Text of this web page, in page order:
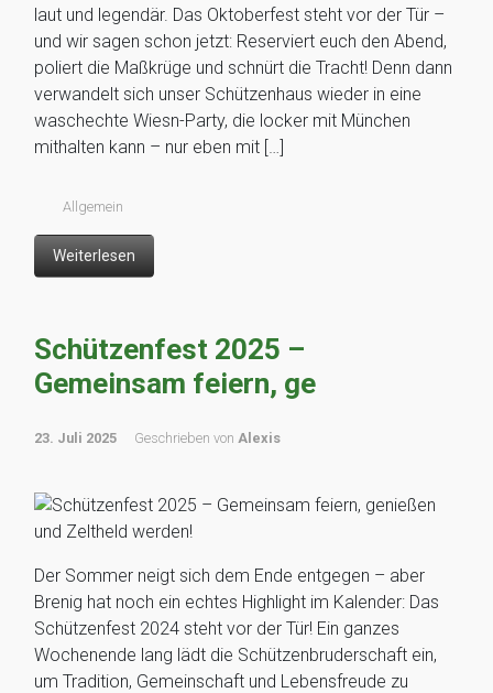
laut und legendär. Das Oktoberfest steht vor der Tür –
und wir sagen schon jetzt: Reserviert euch den Abend,
poliert die Maßkrüge und schnürt die Tracht! Denn dann
verwandelt sich unser Schützenhaus wieder in eine
waschechte Wiesn-Party, die locker mit München
mithalten kann – nur eben mit […]
Allgemein
Weiterlesen
Schützenfest 2025 –
Gemeinsam feiern, ge
23. Juli 2025 Geschrieben von Alexis
Der Sommer neigt sich dem Ende entgegen – aber
Brenig hat noch ein echtes Highlight im Kalender: Das
Schützenfest 2024 steht vor der Tür! Ein ganzes
Wochenende lang lädt die Schützenbruderschaft ein,
um Tradition, Gemeinschaft und Lebensfreude zu